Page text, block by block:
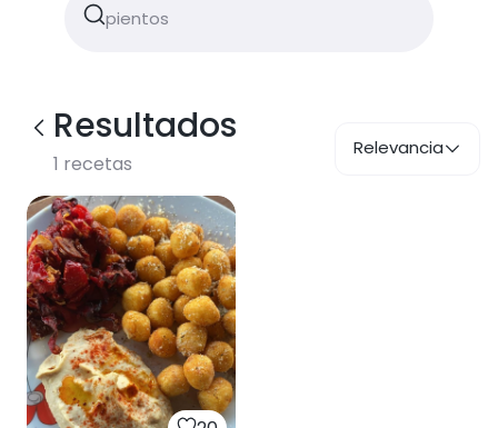
Resultados
1 recetas
Relevancia